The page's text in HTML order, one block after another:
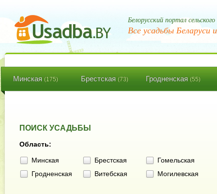
Белорусский портал
Все усадьбы Беларуси
Минская(175) Брестская (73) Гродненская(55)
ПОИСК УСАДЬБЫ
Область:
Минская Брестская
Гомельская
Гродненская
Витебская Могилевская